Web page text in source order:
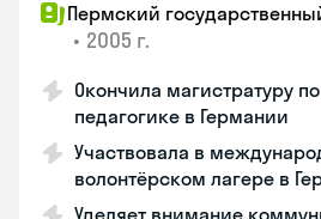
Пермский
• 2005 г.
Окончила магистратуру
педагогике в Германии
Участвовала в
волонтёрском лагере в
Уделяет внимание